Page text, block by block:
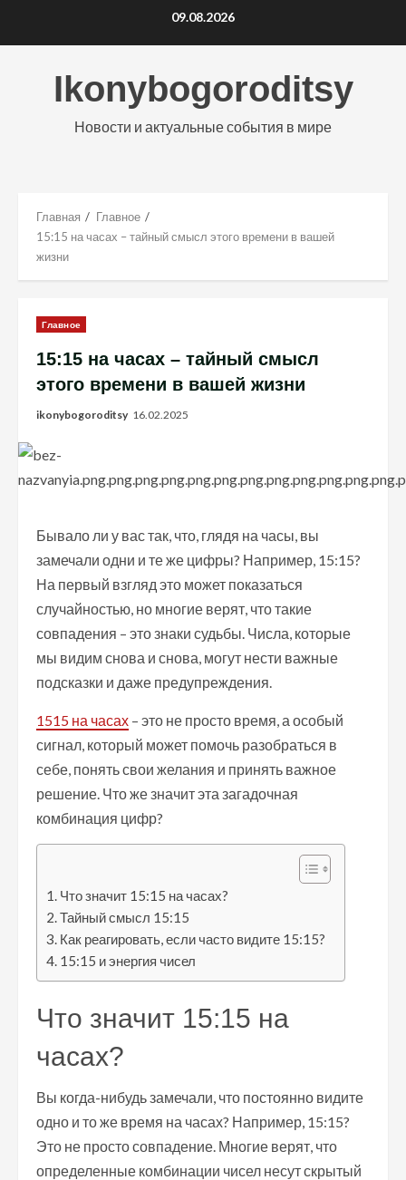
09.08.2026
Ikonybogoroditsy
Новости и актуальные события в мире
Главная
Главное
15:15 на часах – тайный смысл этого времени в вашей
жизни
Главное
15:15 на часах – тайный смысл
этого времени в вашей жизни
ikonybogoroditsy 16.02.2025
Бывало ли у вас так, что, глядя на часы, вы
замечали одни и те же цифры? Например, 15:15?
На первый взгляд это может показаться
случайностью, но многие верят, что такие
совпадения – это знаки судьбы. Числа, которые
мы видим снова и снова, могут нести важные
подсказки и даже предупреждения.
1515 на часах – это не просто время, а особый
сигнал, который может помочь разобраться в
себе, понять свои желания и принять важное
решение. Что же значит эта загадочная
комбинация цифр?
Что значит 15:15 на часах?
Тайный смысл 15:15
Как реагировать, если часто видите 15:15?
15:15 и энергия чисел
Что значит 15:15 на
часах?
Вы когда-нибудь замечали, что постоянно видите
одно и то же время на часах? Например, 15:15?
Это не просто совпадение. Многие верят, что
определенные комбинации чисел несут скрытый